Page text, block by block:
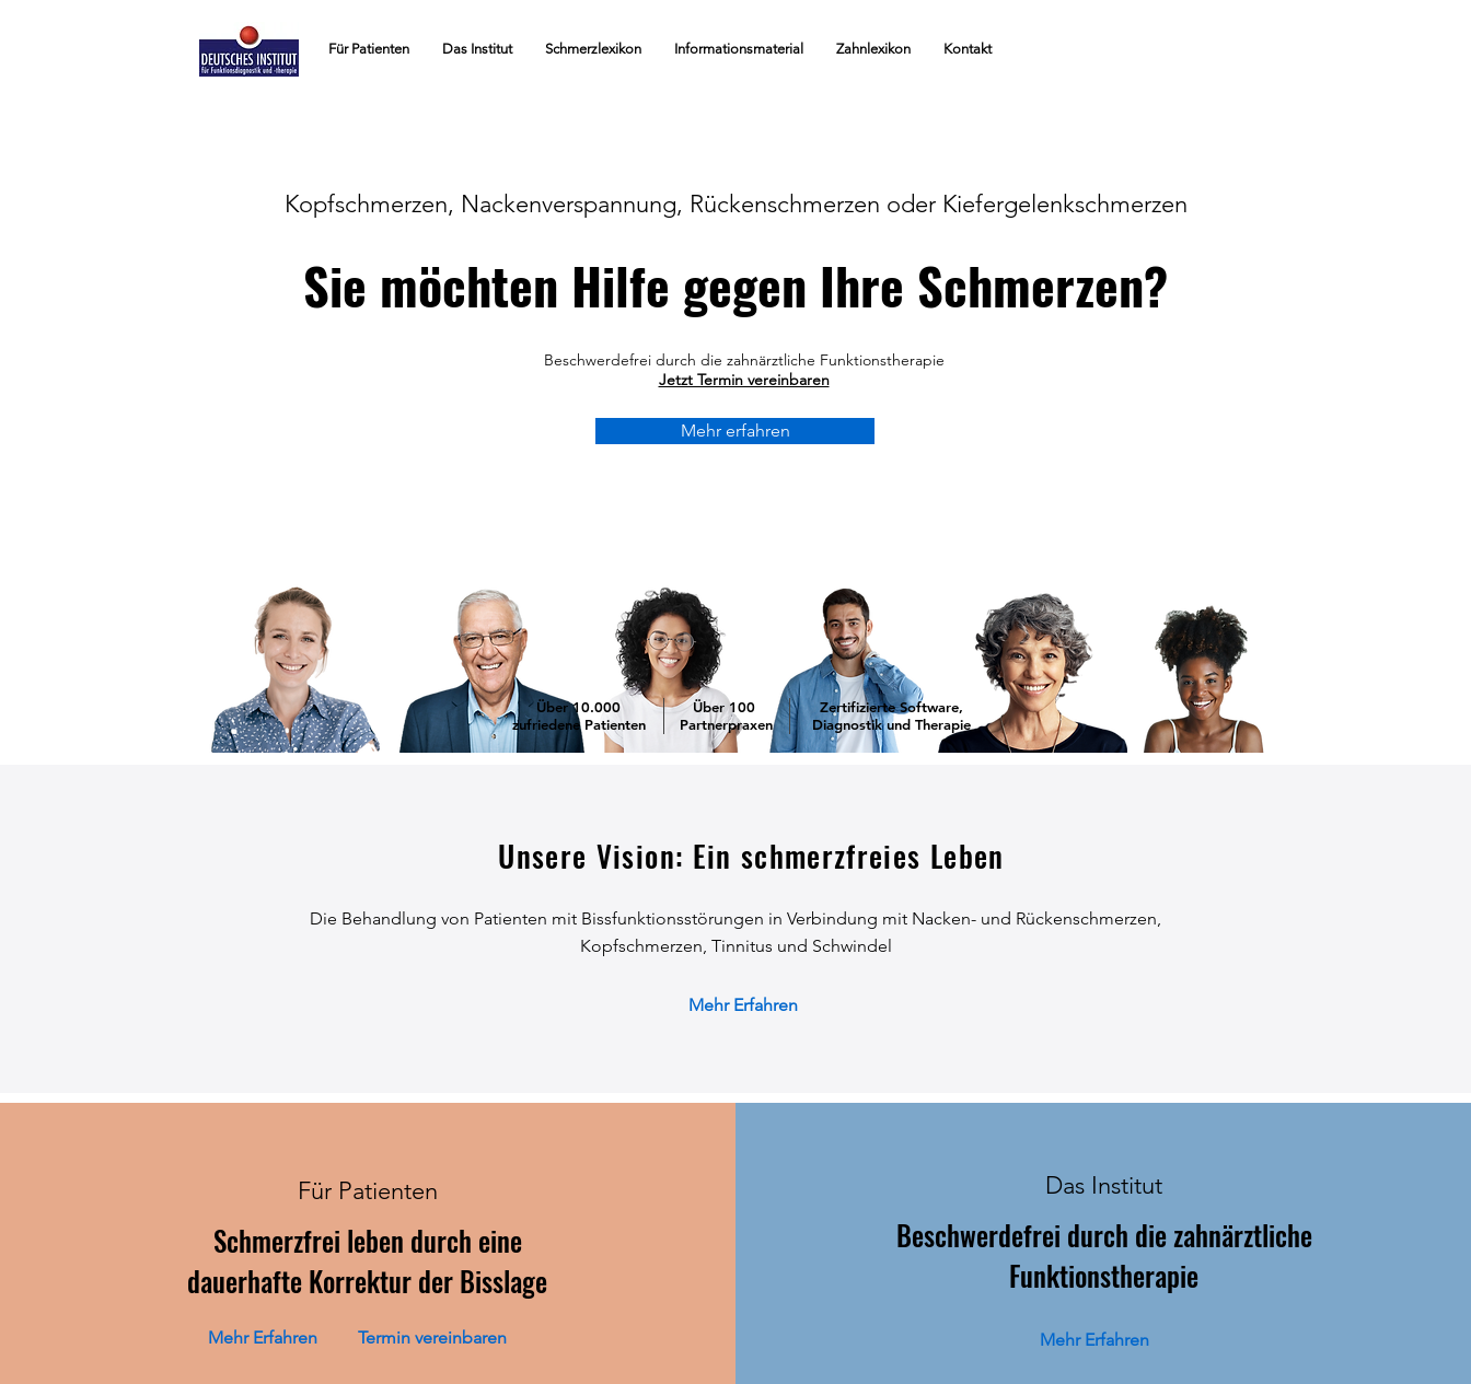
Für Patienten Das Institut Schmerzlexikon Informationsmaterial Zahnlexikon Kontakt
Kopfschmerzen, Nackenverspannung, Rückenschmerzen oder Kiefergelenkschmerzen
Sie möchten Hilfe gegen Ihre Schmerzen?
Beschwerdefrei durch die zahnärztliche Funktionstherapie
Jetzt Termin vereinbaren
Mehr erfahren
Über 10.000
zufriedene Patienten
Über 100
Partnerpraxen
Zertifizierte Software,
Diagnostik und Therapie
Unsere Vision: Ein schmerzfreies Leben
Die Behandlung von Patienten mit Bissfunktionsstörungen in Verbindung mit Nacken- und Rückenschmerzen,
Kopfschmerzen, Tinnitus und Schwindel
Mehr Erfahren
Für Patienten
Schmerzfrei leben durch eine
dauerhafte Korrektur der Bisslage
Mehr Erfahren Termin vereinbaren
Das Institut
Beschwerdefrei durch die zahnärztliche
Funktionstherapie
Mehr Erfahren